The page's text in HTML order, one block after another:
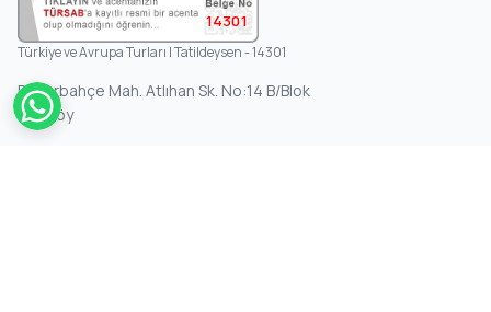
14301
Türkiye ve Avrupa Turları | Tatildeysen - 14301
Fenerbahçe Mah. Atlıhan Sk. No:14 B/Blok
Kadıköy